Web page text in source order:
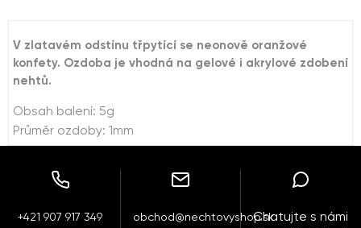
V zlatavém odstínu třpytící se neonově oranžové
konfety. Ozdoba je vhodná na gelové i akrylové zdobení
nehtů.
Obsah balení: 5g
Průměr ozdoby: 1mm
+421 907 917 349 obchod@nechtovyshop.skChatujte s námi